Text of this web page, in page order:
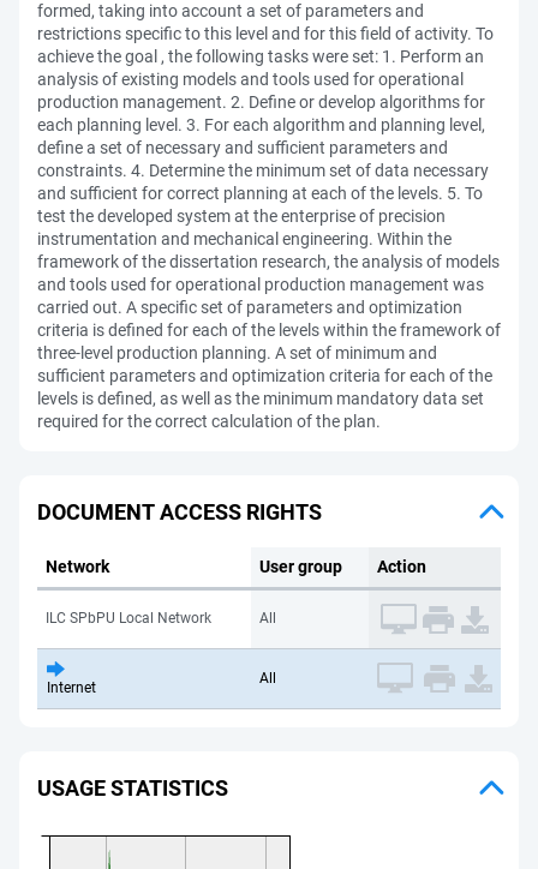
formed, taking into account a set of parameters and
restrictions specific to this level and for this field of activity. To
achieve the goal , the following tasks were set: 1. Perform an
analysis of existing models and tools used for operational
production management. 2. Define or develop algorithms for
each planning level. 3. For each algorithm and planning level,
define a set of necessary and sufficient parameters and
constraints. 4. Determine the minimum set of data necessary
and sufficient for correct planning at each of the levels. 5. To
test the developed system at the enterprise of precision
instrumentation and mechanical engineering. Within the
framework of the dissertation research, the analysis of models
and tools used for operational production management was
carried out. A specific set of parameters and optimization
criteria is defined for each of the levels within the framework of
three-level production planning. A set of minimum and
sufficient parameters and optimization criteria for each of the
levels is defined, as well as the minimum mandatory data set
required for the correct calculation of the plan.
DOCUMENT ACCESS RIGHTS
Network User group Action
ILC SPbPU Local Network All
Internet
All
USAGE STATISTICS